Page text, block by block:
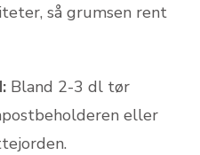
så grumsen rent
Bland 2-3 dl tør
eller